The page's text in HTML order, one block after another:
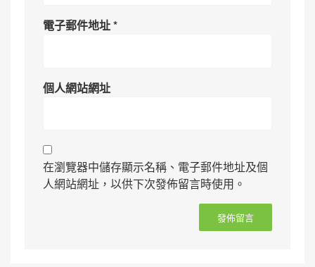
電子郵件地址*
個人網站網址
在瀏覽器中儲存顯示名稱、電子郵件地址及個
人網站網址，以供下次發佈留言時使用。